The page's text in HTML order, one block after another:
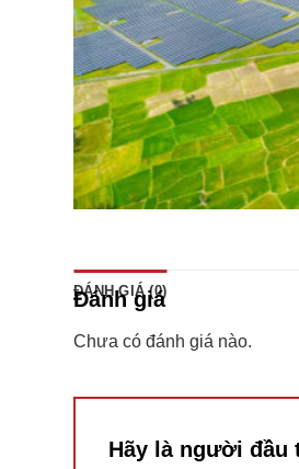
ĐÁNH GIÁ (0)
Đánh giá
Chưa có đánh giá nào.
Hãy là người đầu